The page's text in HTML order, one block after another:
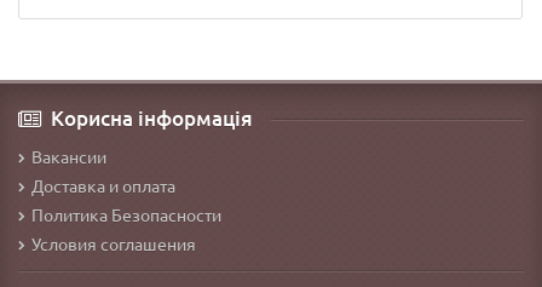
Корисна інформація
Вакансии
Доставка и оплата
Политика Безопасности
Условия соглашения